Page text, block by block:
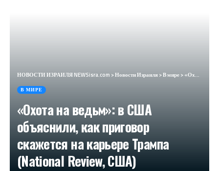
НОВОСТИ ИЗРАИЛЯ NEWSisra.com >Новости Израиля>В мире>«Охота на ведьм»: в США объяснили, как приговор скажется на карьере Трампа (National Review, США)
В МИРЕ
«Охота на ведьм»: в США
объяснили, как приговор
скажется на карьере Трампа
(National Review, США)